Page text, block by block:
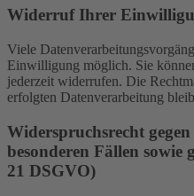
Widerruf Ihrer
Viele
Einwilligung möglich. Sie
jederzeit widerrufen. Die
erfolgten Datenverarbeitung
Widerspruchsrecht
besonderen Fällen
21 DSGVO)